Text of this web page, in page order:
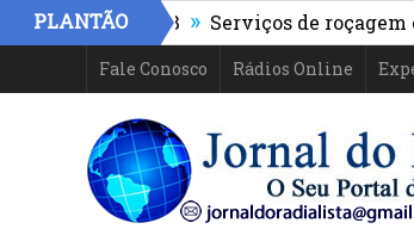
PLANTÃO
no IDEB » Serviços de roçagem e
do BrasilFale Conosco Rádios Online